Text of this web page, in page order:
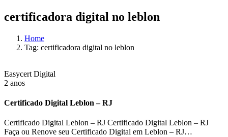
certificadora digital no leblon
Home
Tag: certificadora digital no leblon
Easycert Digital
2 anos
Certificado Digital Leblon – RJ
Certificado Digital Leblon – RJ Certificado Digital Leblon – RJ
Faça ou Renove seu Certificado Digital em Leblon – RJ…